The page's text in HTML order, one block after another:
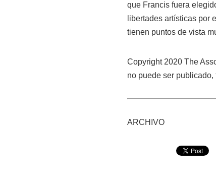
que Francis fuera
libertades artísticas por
tienen puntos de vista
Copyright 2020 The
no puede ser
ARCHIVO